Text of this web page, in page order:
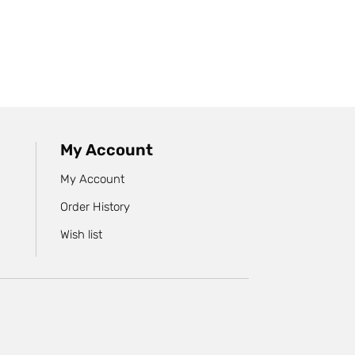
My Account
My Account
Order History
Wish list